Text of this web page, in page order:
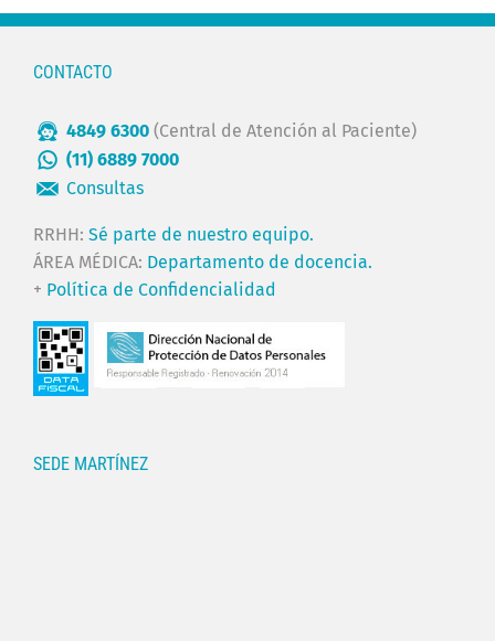
CONTACTO
4849 6300 (Central de Atención al Paciente)
(11) 6889 7000
Consultas
RRHH: Sé parte de nuestro equipo.
ÁREA MÉDICA: Departamento de docencia.
+ Política de Confidencialidad
SEDE MARTÍNEZ